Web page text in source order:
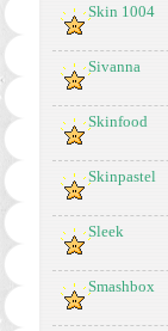
Skin 1004
Sivanna
Skinfood
Skinpastel
Sleek
Smashbox